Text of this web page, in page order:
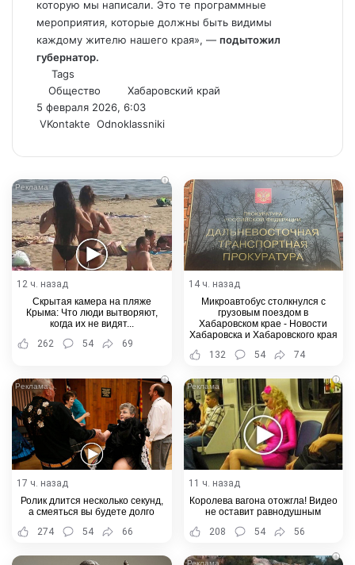
которую мы написали. Это те программные
мероприятия, которые должны быть видимы
каждому жителю нашего края», — подытожил
губернатор.
Tags
Общество
Хабаровский край
5 февраля 2026, 6:03
VKontakte Odnoklassniki
Email
i
12 ч. назад
Скрытая камера на пляже
Крыма: Что люди вытворяют,
когда их не видят...
262
54 69
14 ч. назад
Микроавтобус столкнулся с
грузовым поездом в
Хабаровском крае - Новости
Хабаровска и Хабаровского края
132
54 74
i
17 ч. назад
Ролик длится несколько секунд,
а смеяться вы будете долго
274
54 66
i
11 ч. назад
Королева вагона отожгла! Видео
не оставит равнодушным
208
54 56
i